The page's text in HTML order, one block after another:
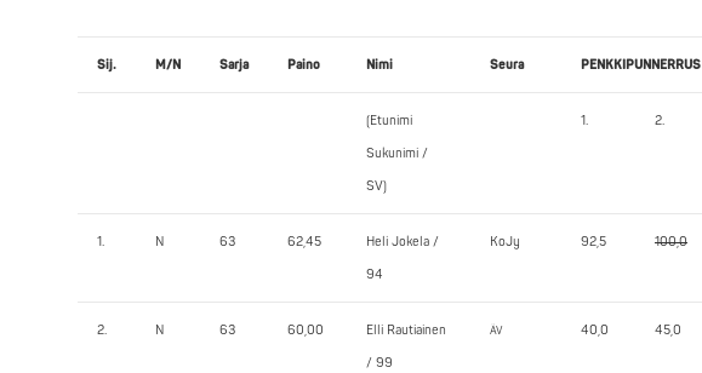
Sij. M/N Sarja Paino Nimi Seura PENKKIPUNNERRUS
(Etunimi
Sukunimi /
SV)
1. 2.
1. N 63 62,45 Heli Jokela /
94
KoJy 92,5 100,0
2. N 63 60,00 Elli Rautiainen
/ 99
ÄV 40,0 45,0